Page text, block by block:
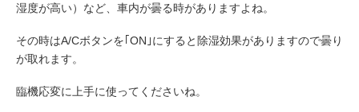
湿度が高い）など、車内が曇る時がありますよね。
その時はA/Cボタンを｢ON｣にすると除湿効果がありますので曇り
が取れます。
臨機応変に上手に使ってくださいね。